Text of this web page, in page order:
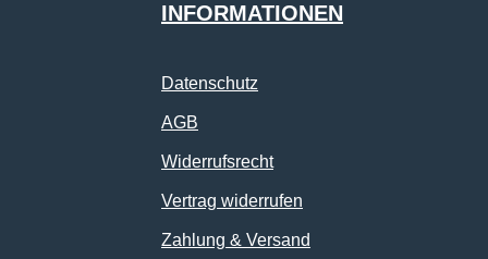
INFORMATIONEN
Datenschutz
AGB
Widerrufsrecht
Vertrag widerrufen
Zahlung & Versand